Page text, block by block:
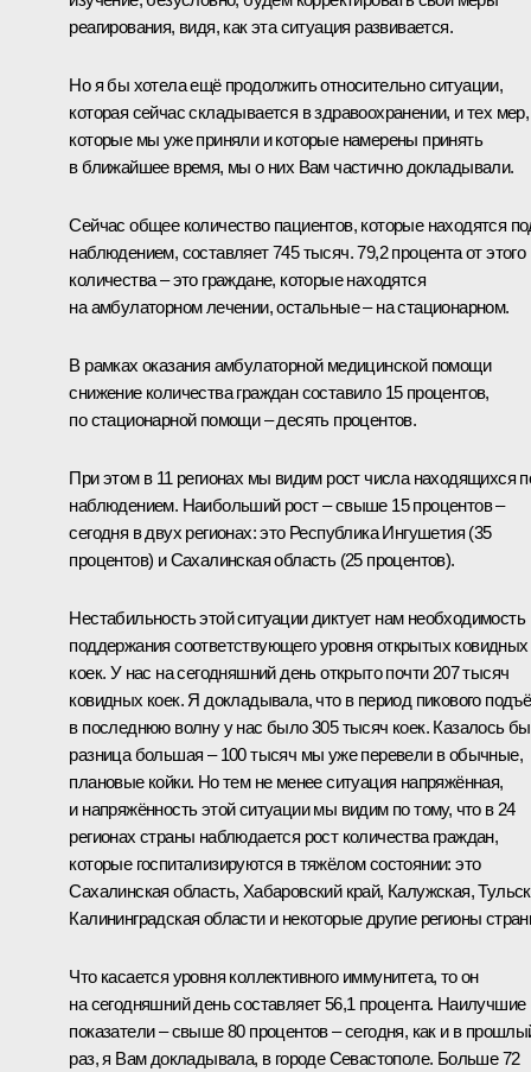
реагирования, видя, как эта ситуация развивается.
Но я бы хотела ещё продолжить относительно ситуации,
которая сейчас складывается в здравоохранении, и тех мер,
которые мы уже приняли и которые намерены принять
в ближайшее время, мы о них Вам частично докладывали.
Сейчас общее количество пациентов, которые находятся
наблюдением, составляет 745 тысяч. 79,2 процента от этого
количества – это граждане, которые находятся
на амбулаторном лечении, остальные – на стационарном.
В рамках оказания амбулаторной медицинской помощи
снижение количества граждан составило 15 процентов,
по стационарной помощи – десять процентов.
При этом в 11 регионах мы видим рост числа находящихся
наблюдением. Наибольший рост – свыше 15 процентов –
сегодня в двух регионах: это Республика Ингушетия (35
процентов) и Сахалинская область (25 процентов).
Нестабильность этой ситуации диктует нам необходимость
поддержания соответствующего уровня открытых ковидных
коек. У нас на сегодняшний день открыто почти 207 тысяч
ковидных коек. Я докладывала, что в период пикового
в последнюю волну у нас было 305 тысяч коек. Казалось
разница большая – 100 тысяч мы уже перевели в обычные,
плановые койки. Но тем не менее ситуация напряжённая,
и напряжённость этой ситуации мы видим по тому, что в 24
регионах страны наблюдается рост количества граждан,
которые госпитализируются в тяжёлом состоянии: это
Сахалинская область, Хабаровский край, Калужская,
Калининградская области и некоторые другие регионы
Что касается уровня коллективного иммунитета, то он
на сегодняшний день составляет 56,1 процента. Наилучшие
показатели – свыше 80 процентов – сегодня, как и в
раз, я Вам докладывала, в городе Севастополе. Больше 72